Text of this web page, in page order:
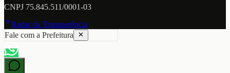
CNPJ 75.845.511/0001-03
Radar da Transparência
Fale com a Prefeitura